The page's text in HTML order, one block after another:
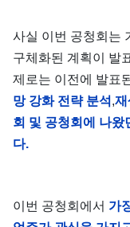
사실 이번 공청회는
구체화된 계획이 발
제로는 이전에 발표된
망 강화 전략 분석 ,재
회 및 공청회에 나왔
다.
이번 공청회에서 가